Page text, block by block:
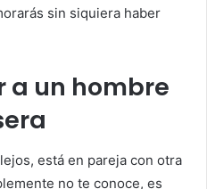
sin siquiera haber
a un hombre
está en pareja con otra
no te conoce, es